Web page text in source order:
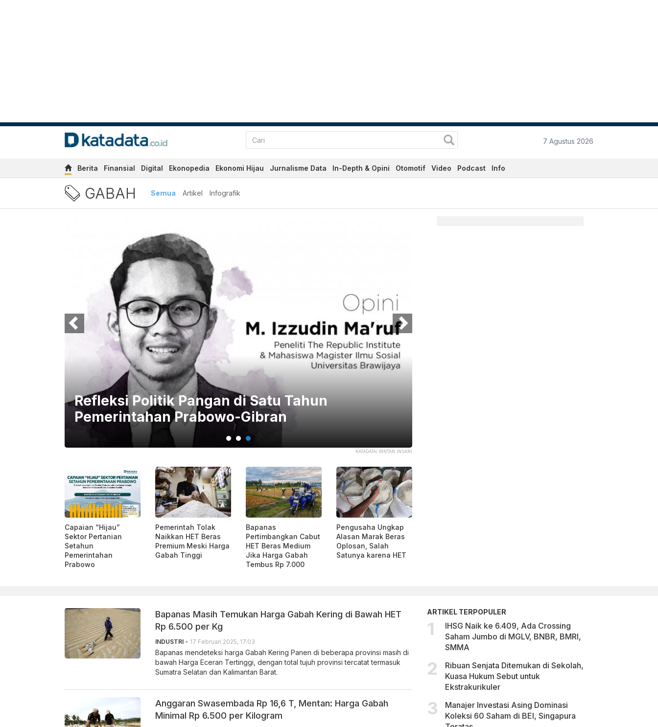
7 Agustus 2026
Berita Finansial Digital Ekonopedia Ekonomi Hijau Jurnalisme Data In-Depth & Opini Otomotif Video Podcast Info
Berita Gabah Terbaru dan Terkini Hari Ini - Katadata.co.id
GABAH Semua Artikel Infografik
KATADATA/ BINTAN INSANI
Refleksi Politik Pangan di Satu Tahun
Pemerintahan Prabowo-Gibran
Capaian “Hijau”
Sektor Pertanian
Setahun
Pemerintahan
Prabowo
Pemerintah Tolak
Naikkan HET Beras
Premium Meski Harga
Gabah Tinggi
Bapanas
Pertimbangkan Cabut
HET Beras Medium
Jika Harga Gabah
Tembus Rp 7.000
Pengusaha Ungkap
Alasan Marak Beras
Oplosan, Salah
Satunya karena HET
Bapanas Masih Temukan Harga Gabah Kering di Bawah HET
Rp 6.500 per Kg
INDUSTRI • 17 Februari 2025, 17.03
Bapanas mendeteksi harga Gabah Kering Panen di beberapa provinsi masih di
bawah Harga Eceran Tertinggi, dengan total tujuh provinsi tercatat termasuk
Sumatra Selatan dan Kalimantan Barat.
Anggaran Swasembada Rp 16,6 T, Mentan: Harga Gabah
Minimal Rp 6.500 per Kilogram
ARTIKEL TERPOPULER
IHSG Naik ke 6.409, Ada Crossing
Saham Jumbo di MGLV, BNBR, BMRI,
SMMA
Ribuan Senjata Ditemukan di Sekolah,
Kuasa Hukum Sebut untuk
Ekstrakurikuler
Manajer Investasi Asing Dominasi
Koleksi 60 Saham di BEI, Singapura